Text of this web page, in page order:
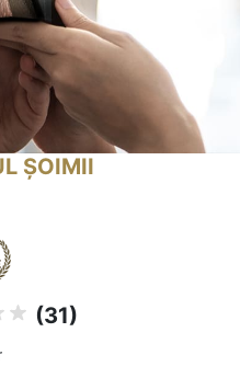
ȘOIMII
(31)